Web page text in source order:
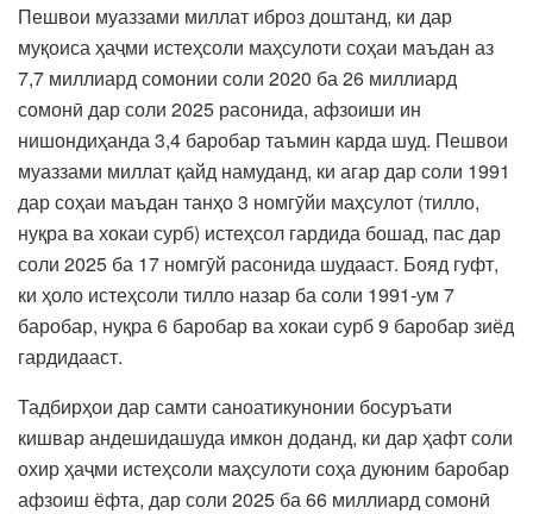
Пешвои муаззами миллат иброз доштанд, ки дар
муқоиса ҳаҷми истеҳсоли маҳсулоти соҳаи маъдан аз
7,7 миллиард сомонии соли 2020 ба 26 миллиард
сомонӣ дар соли 2025 расонида, афзоиши ин
нишондиҳанда 3,4 баробар таъмин карда шуд. Пешвои
муаззами миллат қайд намуданд, ки агар дар соли 1991
дар соҳаи маъдан танҳо 3 номгӯйи маҳсулот (тилло,
нуқра ва хокаи сурб) истеҳсол гардида бошад, пас дар
соли 2025 ба 17 номгӯй расонида шудааст. Бояд гуфт,
ки ҳоло истеҳсоли тилло назар ба соли 1991-ум 7
баробар, нуқра 6 баробар ва хокаи сурб 9 баробар зиёд
гардидааст.
Тадбирҳои дар самти саноатикунонии босуръати
кишвар андешидашуда имкон доданд, ки дар ҳафт соли
охир ҳаҷми истеҳсоли маҳсулоти соҳа дуюним баробар
афзоиш ёфта, дар соли 2025 ба 66 миллиард сомонӣ